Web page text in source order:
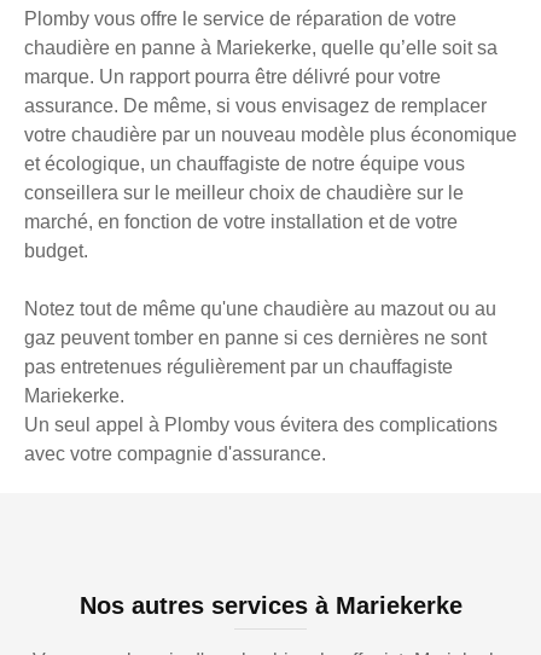
Plomby vous offre le service de réparation de votre
chaudière en panne à Mariekerke, quelle qu’elle soit sa
marque. Un rapport pourra être délivré pour votre
assurance. De même, si vous envisagez de remplacer
votre chaudière par un nouveau modèle plus économique
et écologique, un chauffagiste de notre équipe vous
conseillera sur le meilleur choix de chaudière sur le
marché, en fonction de votre installation et de votre
budget.
Notez tout de même qu'une chaudière au mazout ou au
gaz peuvent tomber en panne si ces dernières ne sont
pas entretenues régulièrement par un chauffagiste
Mariekerke.
Un seul appel à Plomby vous évitera des complications
avec votre compagnie d'assurance.
Nos autres services à Mariekerke